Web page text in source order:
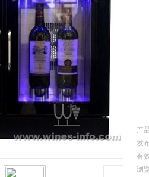
产
发
有
浏